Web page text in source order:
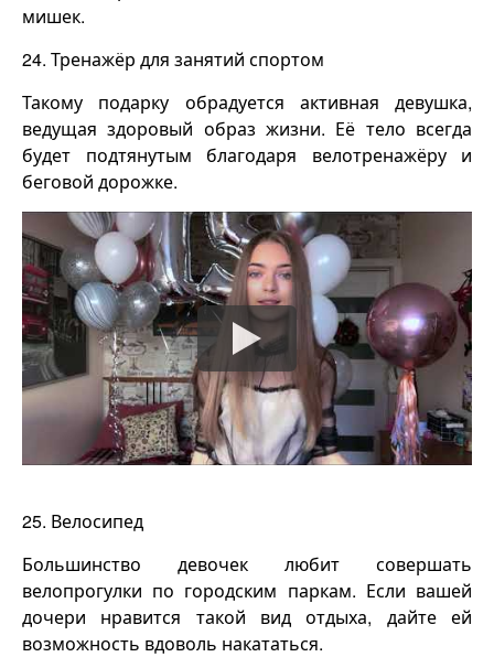
мишек.
24. Тренажёр для занятий спортом
Такому подарку обрадуется активная девушка,
ведущая здоровый образ жизни. Её тело всегда
будет подтянутым благодаря велотренажёру и
беговой дорожке.
25. Велосипед
Большинство девочек любит совершать
велопрогулки по городским паркам. Если вашей
дочери нравится такой вид отдыха, дайте ей
возможность вдоволь накататься.